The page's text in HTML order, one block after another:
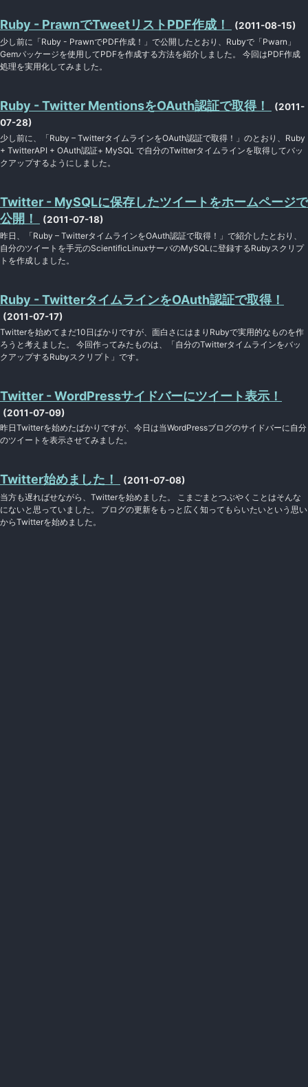
Ruby - PrawnでTweetリストPDF作成！ (2011-08-15)
少し前に「Ruby - PrawnでPDF作成！」で公開したとおり、Rubyで「Pwarn」
Gemパッケージを使用してPDFを作成する方法を紹介しました。 今回はPDF作成
処理を実用化してみました。
Ruby - Twitter MentionsをOAuth認証で取得！
(2011-
07-28)
少し前に、「Ruby – TwitterタイムラインをOAuth認証で取得！」のとおり、Ruby
+ TwitterAPI + OAuth認証+ MySQL で自分のTwitterタイムラインを取得してバッ
クアップするようにしました。
Twitter - MySQLに保存したツイートをホームページで
公開！
(2011-07-18)
昨日、「Ruby – TwitterタイムラインをOAuth認証で取得！」で紹介したとおり、
自分のツイートを手元のScientificLinuxサーバのMySQLに登録するRubyスクリプ
トを作成しました。
Ruby - TwitterタイムラインをOAuth認証で取得！
(2011-07-17)
Twitterを始めてまだ10日ばかりですが、面白さにはまりRubyで実用的なものを作
ろうと考えました。 今回作ってみたものは、「自分のTwitterタイムラインをバッ
クアップするRubyスクリプト」です。
Twitter - WordPressサイドバーにツイート表示！
(2011-07-09)
昨日Twitterを始めたばかりですが、今日は当WordPressブログのサイドバーに自分
のツイートを表示させてみました。
Twitter始めました！ (2011-07-08)
当方も遅ればせながら、Twitterを始めました。 こまごまとつぶやくことはそんな
にないと思っていました。 ブログの更新をもっと広く知ってもらいたいという思い
からTwitterを始めました。